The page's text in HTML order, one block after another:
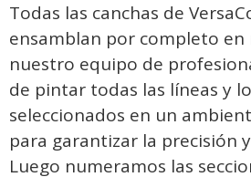
Todas las canchas de
ensamblan por completo
nuestro equipo de
de pintar todas las líneas y
seleccionados en un
para garantizar la precisión
Luego numeramos las